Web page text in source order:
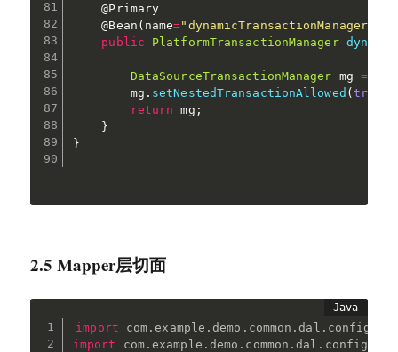
@Primary
@Bean ( name="dynamicTransactionManager"
public
PlatformTransactionManager
DataSourceTransactionManager mg =
        mg
. setNestedTransactionAllowed (true
return mg ;
}
}
2.5 Mapper层切面
import com .example .demo . common .dal . config
import
com.example . demo . common .dal . config